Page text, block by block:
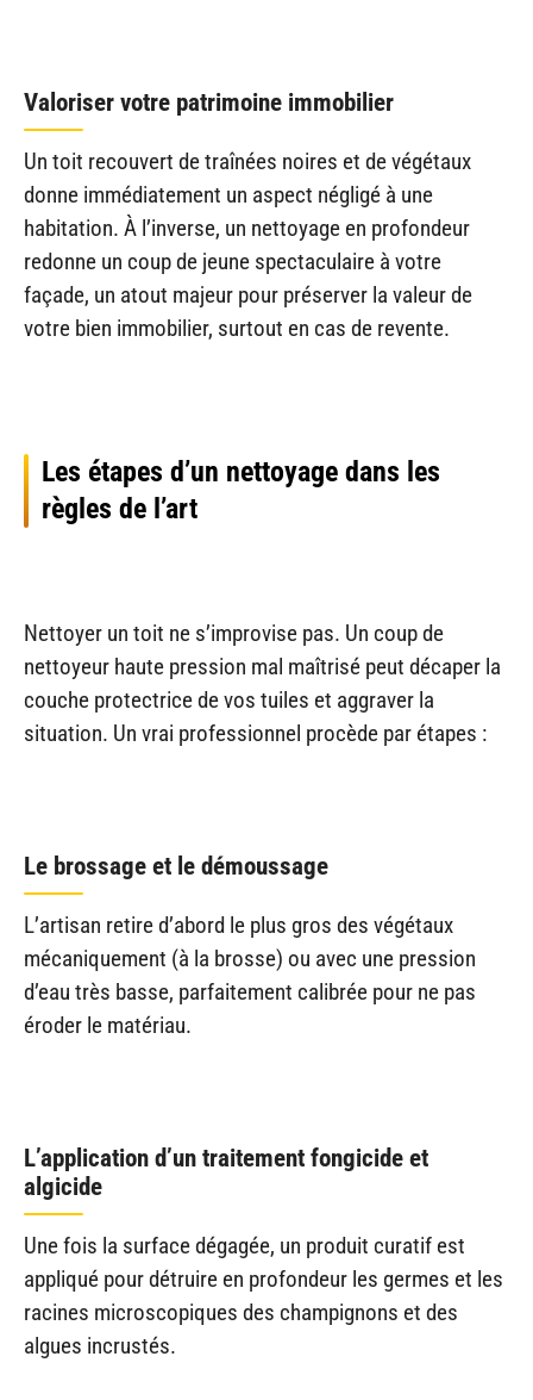
Valoriser votre patrimoine immobilier
Un toit recouvert de traînées noires et de végétaux
donne immédiatement un aspect négligé à une
habitation. À l’inverse, un nettoyage en profondeur
redonne un coup de jeune spectaculaire à votre
façade, un atout majeur pour préserver la valeur de
votre bien immobilier, surtout en cas de revente.
Les étapes d’un nettoyage dans les
règles de l’art
Nettoyer un toit ne s’improvise pas. Un coup de
nettoyeur haute pression mal maîtrisé peut décaper la
couche protectrice de vos tuiles et aggraver la
situation. Un vrai professionnel procède par étapes :
Le brossage et le démoussage
L’artisan retire d’abord le plus gros des végétaux
mécaniquement (à la brosse) ou avec une pression
d’eau très basse, parfaitement calibrée pour ne pas
éroder le matériau.
L’application d’un traitement fongicide et
algicide
Une fois la surface dégagée, un produit curatif est
appliqué pour détruire en profondeur les germes et les
racines microscopiques des champignons et des
algues incrustés.